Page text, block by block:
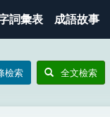
詞彙表 成語故事
檢索 全文檢索